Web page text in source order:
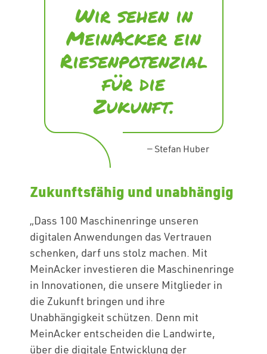
Wir sehen in
MeinAcker ein
Riesenpotenzial
für die
Zukunft.
Stefan Huber
Zukunftsfähig und unabhängig
„Dass 100 Maschinenringe unseren
digitalen Anwendungen das Vertrauen
schenken, darf uns stolz machen. Mit
MeinAcker investieren die Maschinenringe
in Innovationen, die unsere Mitglieder in
die Zukunft bringen und ihre
Unabhängigkeit schützen. Denn mit
MeinAcker entscheiden die Landwirte,
über die digitale Entwicklung der